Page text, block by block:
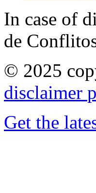
In case of
de
© 2025
disclaimer
Get the